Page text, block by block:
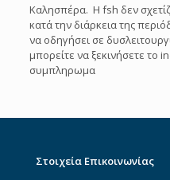
Καλησπέρα. Η fsh δεν
κατά την διάρκεια της
να οδηγήσει σε
μπορείτε να ξεκινήσετε το
συμπληρωμα
Στοιχεία Επικοινωνίας